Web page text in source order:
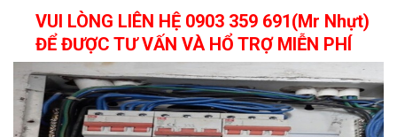
VUI LÒNG LIÊN HỆ 0903 359 691(Mr Nhựt)
ĐỂ ĐƯỢC TƯ VẤN VÀ HỔ TRỢ MIỄN PHÍ